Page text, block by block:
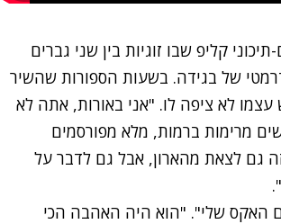
קליפ שבו זוגיות בין שני גברים
של בגידה. בשעות הספורות שהשיר
לא ציפה לו. "אני באורות, אתה לא
מרימות ברמות, מלא מפורסמים
גם לצאת מהארון, אבל גם לדבר על
האקס שלי". "הוא היה האהבה הכי